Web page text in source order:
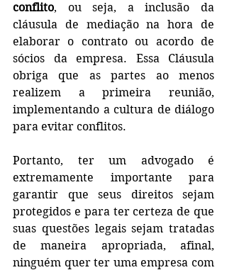
conflito, ou seja, a inclusão da
cláusula de mediação na hora de
elaborar o contrato ou acordo de
sócios da empresa. Essa Cláusula
obriga que as partes ao menos
realizem a primeira reunião,
implementando a cultura de diálogo
para evitar conflitos.
Portanto, ter um advogado é
extremamente importante para
garantir que seus direitos sejam
protegidos e para ter certeza de que
suas questões legais sejam tratadas
de maneira apropriada, afinal,
ninguém quer ter uma empresa com